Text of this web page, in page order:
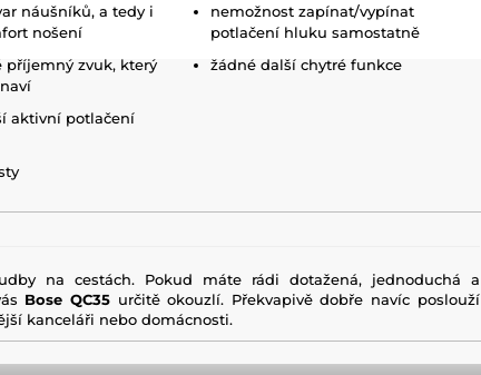
náušníků, a tedy i
nošení
příjemný zvuk, který
aktivní potlačení
nemožnost zapínat/vypínat
potlačení hluku samostatně
žádné další chytré funkce
na cestách. Pokud máte rádi dotažená, jednoduchá a
Bose QC35 určitě okouzlí. Překvapivě dobře navíc poslouží
kanceláři nebo domácnosti.